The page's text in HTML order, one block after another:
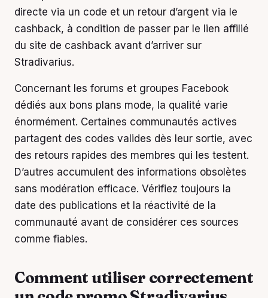
directe via un code et un retour d’argent via le
cashback, à condition de passer par le lien affilié
du site de cashback avant d’arriver sur
Stradivarius.
Concernant les forums et groupes Facebook
dédiés aux bons plans mode, la qualité varie
énormément. Certaines communautés actives
partagent des codes valides dès leur sortie, avec
des retours rapides des membres qui les testent.
D’autres accumulent des informations obsolètes
sans modération efficace. Vérifiez toujours la
date des publications et la réactivité de la
communauté avant de considérer ces sources
comme fiables.
Comment utiliser correctement